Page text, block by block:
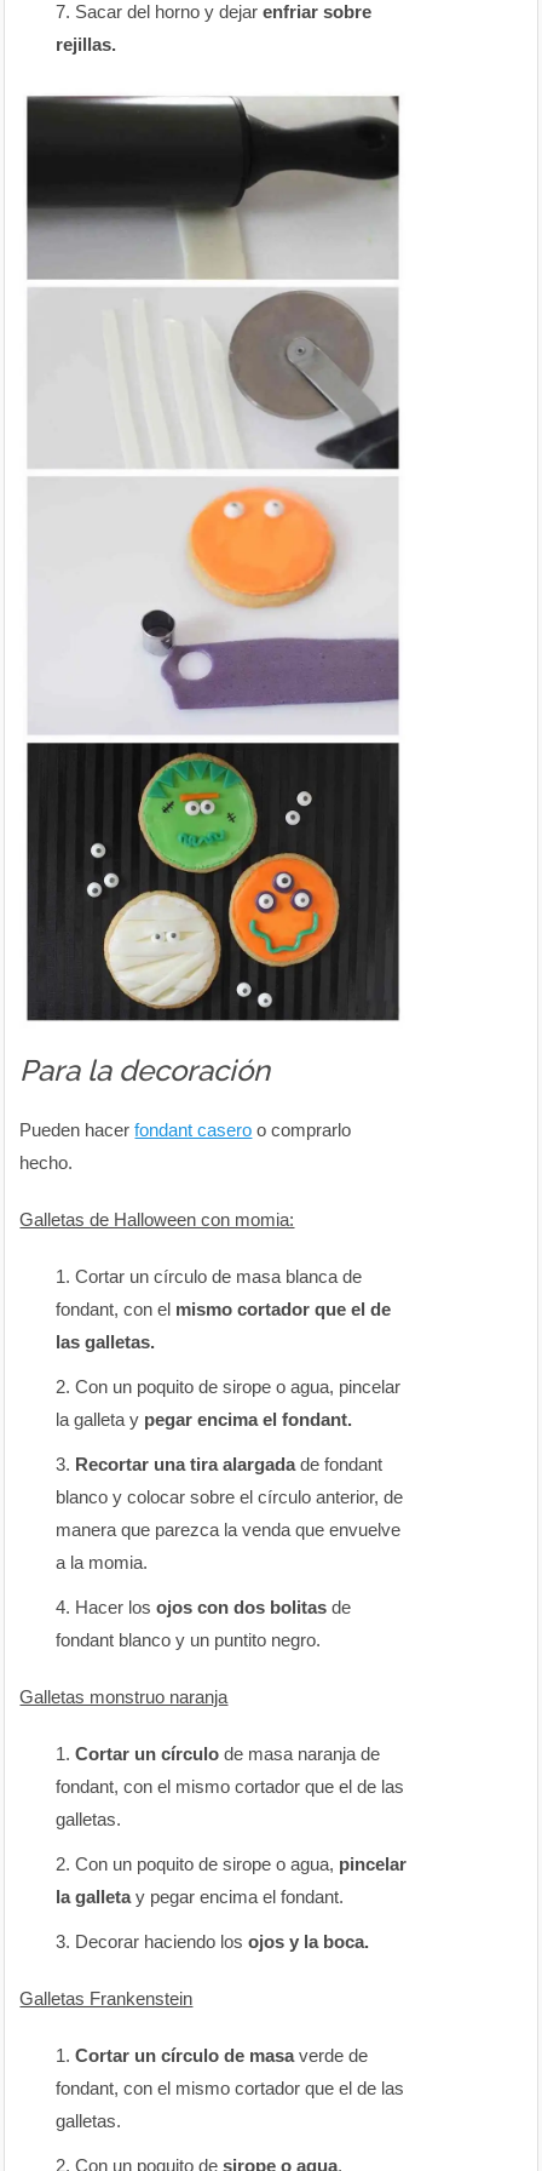
Sacar del horno y dejarenfriar sobre
rejillas.
Para la decoración
Pueden hacerfondant casero o comprarlo
hecho.
Galletas de Halloween con momia:
Cortar un círculo de masa blanca de
fondant, con el mismo cortador que el de
las galletas.
Con un poquito de sirope o agua, pincelar
la galleta y pegar encima el fondant.
Recortar una tira alargadade fondant
blanco y colocar sobre el círculo anterior, de
manera que parezca la venda que envuelve
a la momia.
Hacer losojos con dos bolitas de
fondant blanco y un puntito negro.
Galletas monstruo naranja
Cortar un círculo de masa naranja de
fondant, con el mismo cortador que el de las
galletas.
Con un poquito de sirope o agua, pincelar
la galletay pegar encima el fondant.
Decorar haciendo los ojos y la boca.
Galletas Frankenstein
Cortar un círculo de masaverde de
fondant, con el mismo cortador que el de las
galletas.
Con un poquito desirope o agua,